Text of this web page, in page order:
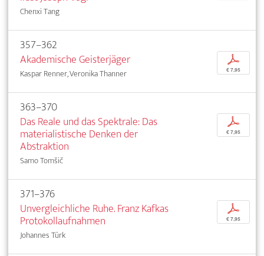
Chenxi Tang
357–362
Akademische Geisterjäger
Kaspar Renner, Veronika Thanner
p
€ 7,95
363–370
Das Reale und das Spektrale: Das
materialistische Denken der
Abstraktion
Samo Tomšič
p
€ 7,95
371–376
Unvergleichliche Ruhe. Franz Kafkas
Protokollaufnahmen
Johannes Türk
p
€ 7,95